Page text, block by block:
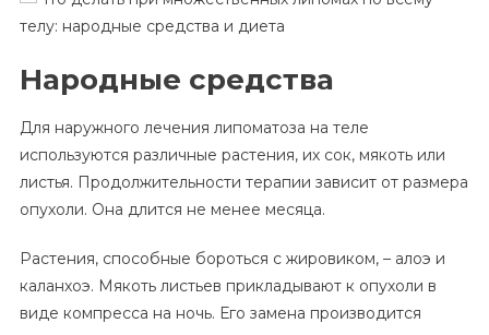
Народные средства
Для наружного лечения липоматоза на теле
используются различные растения, их сок, мякоть или
листья. Продолжительности терапии зависит от размера
опухоли. Она длится не менее месяца.
Растения, способные бороться с жировиком, – алоэ и
каланхоэ. Мякоть листьев прикладывают к опухоли в
виде компресса на ночь. Его замена производится